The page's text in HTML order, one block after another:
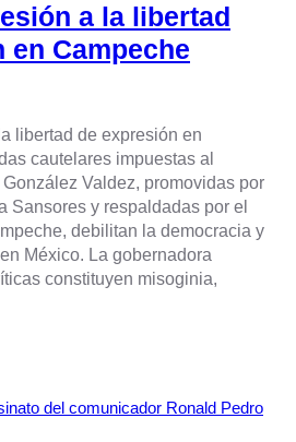
a la libertad
en Campeche
libertad de expresión en
cautelares impuestas al
Valdez, promovidas por
Sansores y respaldadas por el
debilitan la democracia y
México. La gobernadora
constituyen misoginia,